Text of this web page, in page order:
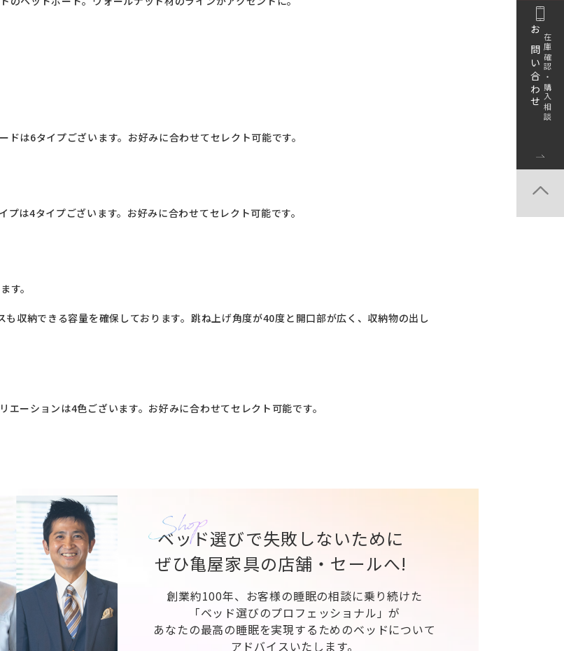
は6タイプございます。お好みに合わせてセレクト可能です。
は4タイプございます。お好みに合わせてセレクト可能です。
す。
収納できる容量を確保しております。跳ね上げ角度が40度と開口部が広く、収納物の出し
ーションは4色ございます。お好みに合わせてセレクト可能です。
ベッド選びで失敗しないために
ぜひ亀屋家具の店舗・セールへ!
創業約100年、お客様の睡眠の相談に乗り続けた
「ベッド選びのプロフェッショナル」が
あなたの最高の睡眠を実現するためのベッドについて
アドバイスいたします。
お問い合わせ在庫確認・購入相談